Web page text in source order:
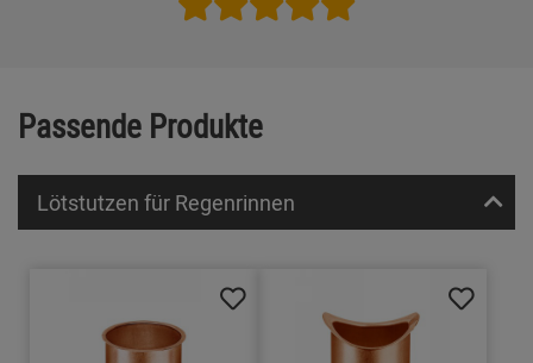
Passende Produkte
Lötstutzen für Regenrinnen